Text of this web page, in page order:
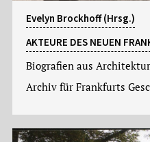
Evelyn Brockhoff (Hrsg.)
AKTEURE DES NEUEN
Biografien aus
Archiv für Frankfurts